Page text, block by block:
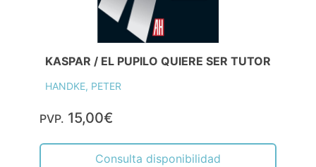
KASPAR / EL PUPILO QUIERE SER TUTOR
HANDKE, PETER
PVP. 15,00€
Consulta disponibilidad